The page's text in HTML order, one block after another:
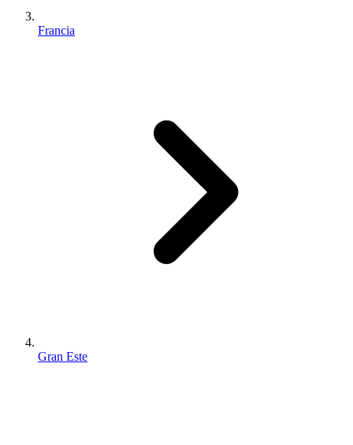
Francia
Gran Este